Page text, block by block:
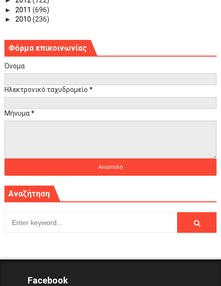
► 2011 (696)
► 2010 (236)
Φόρμα επικοινωνίας
Όνομα
Ηλεκτρονικό ταχυδρομείο *
Μήνυμα*
Αναζήτηση
Facebook